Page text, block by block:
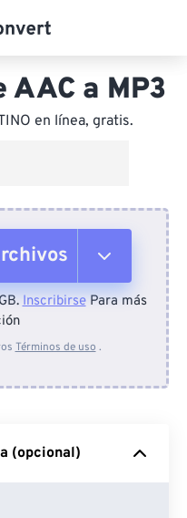
a MP3
en línea, gratis.
InscribirsePara más
Términos de uso .
(opcional)